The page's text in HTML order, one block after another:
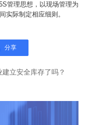
管理思想，以现场管理为
实际制定相应细则。
分享
立安全库存了吗？